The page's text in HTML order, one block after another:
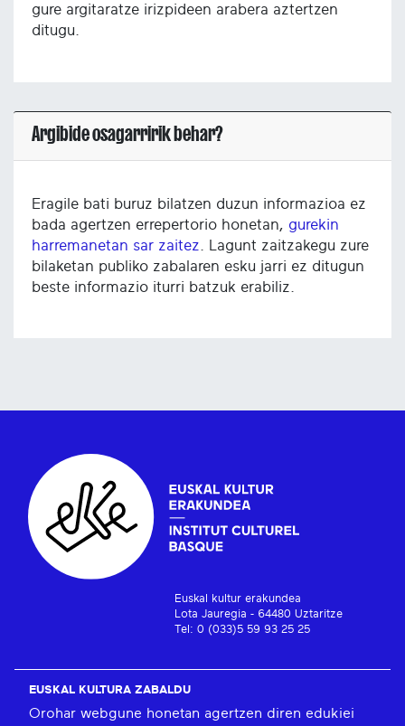
gure argitaratze irizpideen arabera aztertzen
ditugu.
Argibide osagarririk behar?
Eragile bati buruz bilatzen duzun informazioa ez
bada agertzen errepertorio honetan, gurekin
harremanetan sar zaitez . Lagunt zaitzakegu zure
bilaketan publiko zabalaren esku jarri ez ditugun
beste informazio iturri batzuk erabiliz.
Euskal kultur erakundea
Lota Jauregia - 64480 Uztaritze
Tel: 0 (033)5 59 93 25 25
EUSKAL KULTURA ZABALDU
Orohar webgune honetan agertzen diren edukiei